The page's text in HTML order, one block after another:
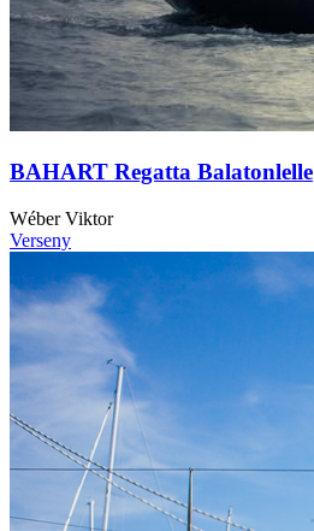
BAHART Regatta Balatonlelle
Wéber Viktor
Verseny